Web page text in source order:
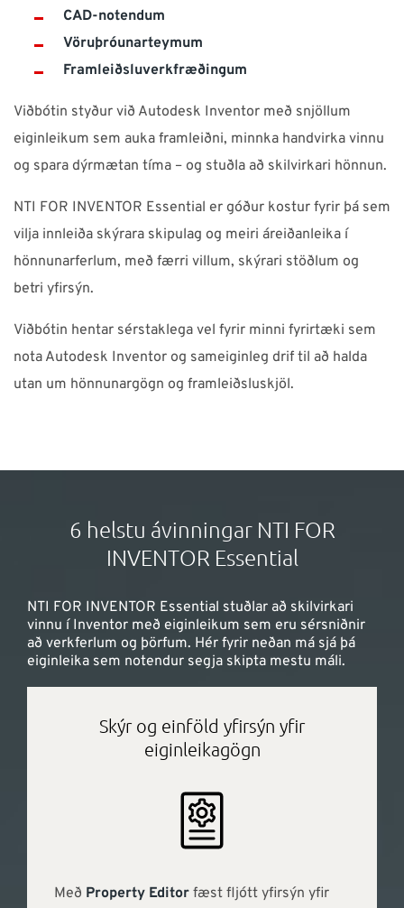
CAD-notendum
Vöruþróunarteymum
Framleiðsluverkfræðingum
Viðbótin styður við Autodesk Inventor með snjöllum
eiginleikum sem auka framleiðni, minnka handvirka vinnu
og spara dýrmætan tíma – og stuðla að skilvirkari hönnun.
NTI FOR INVENTOR Essential er góður kostur fyrir þá sem
vilja innleiða skýrara skipulag og meiri áreiðanleika í
hönnunarferlum, með færri villum, skýrari stöðlum og
betri yfirsýn.
Viðbótin hentar sérstaklega vel fyrir minni fyrirtæki sem
nota Autodesk Inventor og sameiginleg drif til að halda
utan um hönnunargögn og framleiðsluskjöl.
6 helstu ávinningar NTI FOR
INVENTOR Essential
NTI FOR INVENTOR Essential stuðlar að skilvirkari
vinnu í Inventor með eiginleikum sem eru sérsniðnir
að verkferlum og þörfum. Hér fyrir neðan má sjá þá
eiginleika sem notendur segja skipta mestu máli.
Skýr og einföld yfirsýn yfir
eiginleikagögn
Með Property Editor fæst fljótt yfirsýn yfir